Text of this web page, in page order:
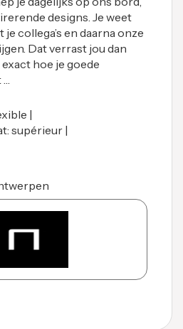
designs. Je weet
collega’s en daarna onze
Dat verrast jou dan
hoe je goede
|
supérieur |